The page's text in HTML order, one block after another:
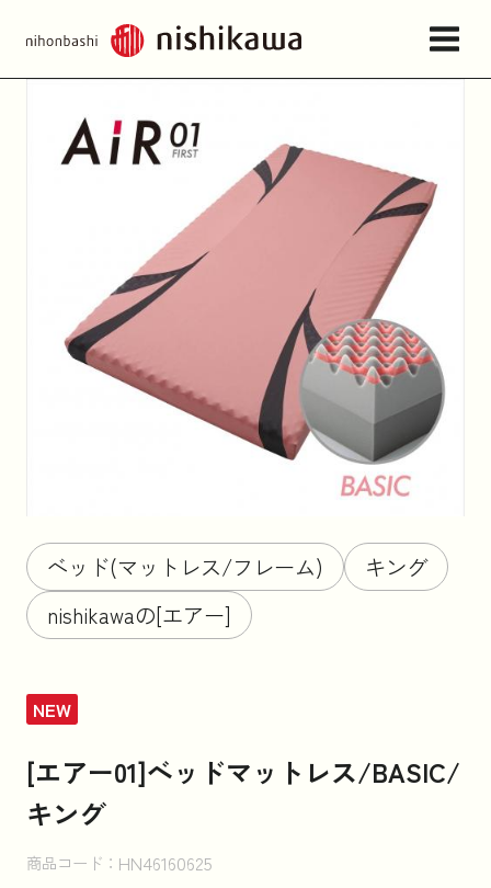
店舗情報・アクセス
ねむりの相談所
日本橋西川について
商品一覧
お知らせ
コラム
法人のお客様はこちら
ベッド(マットレス/フレーム)
キング
nishikawaの[エアー]
NEW
[エアー01]ベッドマットレス/BASIC/
キング
商品コード： HN46160625